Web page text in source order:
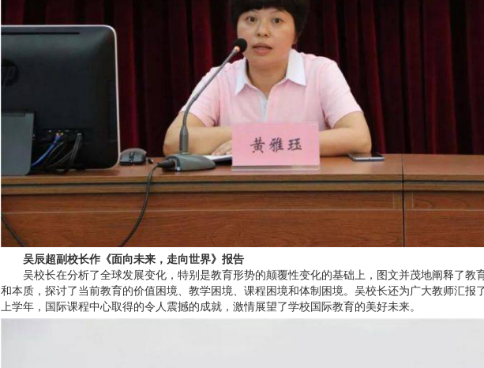
吴辰超副校长作《面向未来，走向世界》报告
吴校长在分析了全球发展变化，特别是教育形势的颠覆性变化的基础上，图文并茂地阐释了教
和本质，探讨了当前教育的价值困境、教学困境、课程困境和体制困境。吴校长还为广大教师汇报
上学年，国际课程中心取得的令人震撼的成就，激情展望了学校国际教育的美好未来。